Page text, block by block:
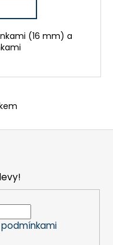
(16 mm) a
podmínkami